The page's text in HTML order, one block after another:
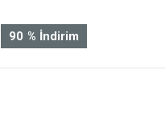
%
90 İndirim